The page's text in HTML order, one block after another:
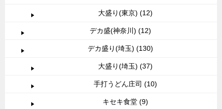
大盛り(東京) (12)
デカ盛(神奈川) (12)
デカ盛り(埼玉) (130)
大盛り(埼玉) (37)
手打うどん庄司 (10)
キセキ食堂 (9)